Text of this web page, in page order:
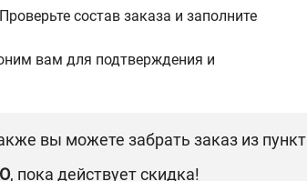
состав заказа и заполните
вам для подтверждения и
вы можете забрать заказ из
, пока действует скидка!